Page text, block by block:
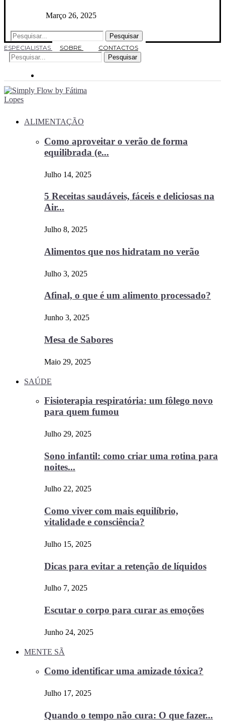
Março 26, 2025
Pesquisar
ESPECIALISTAS
SOBRE
CONTACTOS
Pesquisar
ALIMENTAÇÃO
Como aproveitar o verão de forma
equilibrada (e...
Julho 14, 2025
5 Receitas saudáveis, fáceis e deliciosas na
Air...
Julho 8, 2025
Alimentos que nos hidratam no verão
Julho 3, 2025
Afinal, o que é um alimento processado?
Junho 3, 2025
Mesa de Sabores
Maio 29, 2025
SAÚDE
Fisioterapia respiratória: um fôlego novo
para quem fumou
Julho 29, 2025
Sono infantil: como criar uma rotina para
noites...
Julho 22, 2025
Como viver com mais equilíbrio,
vitalidade e consciência?
Julho 15, 2025
Dicas para evitar a retenção de líquidos
Julho 7, 2025
Escutar o corpo para curar as emoções
Junho 24, 2025
MENTE SÃ
Como identificar uma amizade tóxica?
Julho 17, 2025
Quando o tempo não cura: O que fazer...